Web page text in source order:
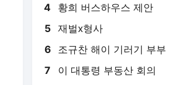
4 황희 버스하우스 제안
5 재벌x형사
6 조규찬 해이 기러기 부부
7 이 대통령 부동산 회의